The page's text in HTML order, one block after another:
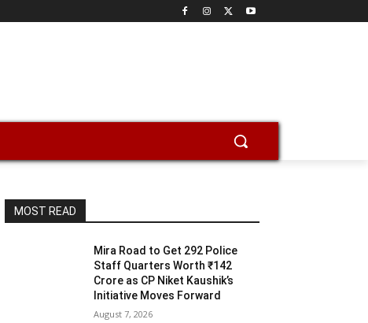
MOST READ
Mira Road to Get 292 Police
Staff Quarters Worth ₹142
Crore as CP Niket Kaushik’s
Initiative Moves Forward
August 7, 2026